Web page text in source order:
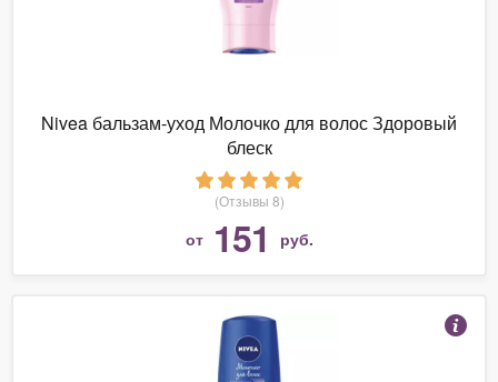
Nivea бальзам-уход Молочко для волос Здоровый
блеск
(Отзывы 8)
от 151 руб.